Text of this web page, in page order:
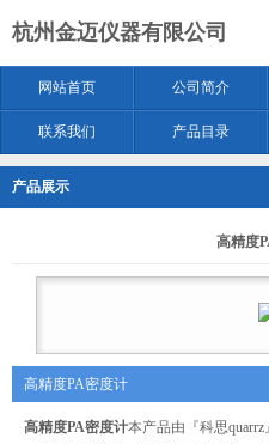
杭州金迈仪器有限公司
网站首页 公司简介
联系我们 产品目录
产品展示
高精度
高精度PA密度计
高精度PA密度计本产品由『科思